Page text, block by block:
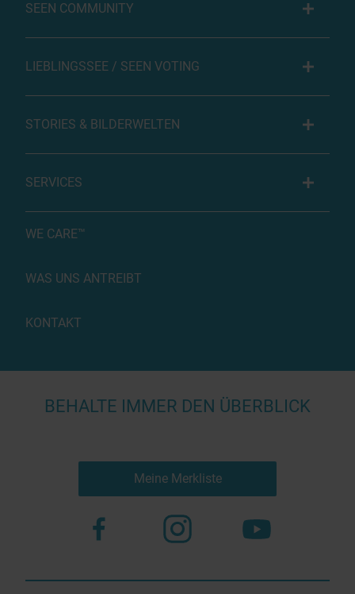
SEEN COMMUNITY
LIEBLINGSSEE / SEEN VOTING
STORIES & BILDERWELTEN
SERVICES
WE CARE™
WAS UNS ANTREIBT
KONTAKT
BEHALTE IMMER DEN ÜBERBLICK
Meine Merkliste